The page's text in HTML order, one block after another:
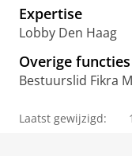
Expertise
Lobby Den Haag
Overige functies
Bestuurslid Fikra
Laatst gewijzigd: